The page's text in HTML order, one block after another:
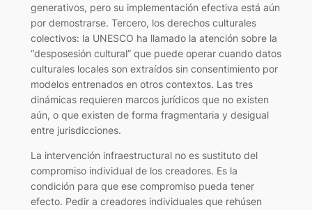
generativos, pero su implementación efectiva está aún
por demostrarse. Tercero, los derechos culturales
colectivos: la UNESCO ha llamado la atención sobre la
“desposesión cultural” que puede operar cuando datos
culturales locales son extraídos sin consentimiento por
modelos entrenados en otros contextos. Las tres
dinámicas requieren marcos jurídicos que no existen
aún, o que existen de forma fragmentaria y desigual
entre jurisdicciones.
La intervención infraestructural no es sustituto del
compromiso individual de los creadores. Es la
condición para que ese compromiso pueda tener
efecto. Pedir a creadores individuales que rehúsen